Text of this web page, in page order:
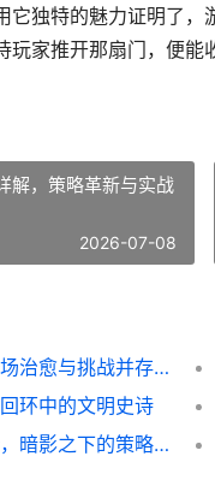
它独特的魅力证明了
玩家推开那扇门，便
解，策略革新与实战
2026-07-08
**猫咪肉鸽独立精品体验，一场治愈与挑战并存的爪尖冒险**
环中的文明史诗
炉石传说深暗领域扩展包解析，暗影之下的策略革新